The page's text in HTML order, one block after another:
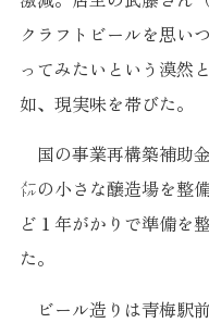
クラフトビールを思い
ってみたいという漠然
如、現実味を帯びた。
国の事業再構築補助
㍍の小さな醸造場を整
ど１年がかりで準備を
た。
ビール造りは青梅駅